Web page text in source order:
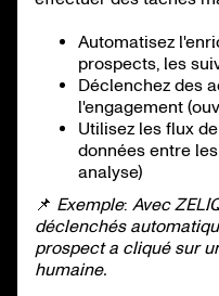
Automatisez
prospects, les
Déclenchez des
l'engagement
Utilisez les flux
données entre
analyse)
📌 Exemple: Avec
déclenchés
prospect a cliqué sur
humaine.